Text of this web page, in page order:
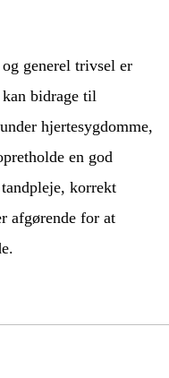
generel trivsel er
bidrage til
hjertesygdomme,
en god
korrekt
afgørende for at